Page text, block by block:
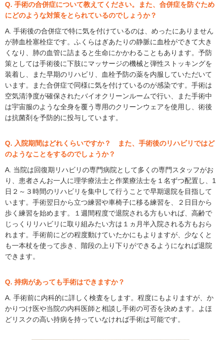
Q. 手術の合併症について教えてください。また、合併症を防ぐため
にどのような対策をとられているのでしょうか？
A. 手術後の合併症で特に気を付けているのは、めったにありません
が肺血栓塞栓症です。ふくらはぎあたりの静脈に血栓ができて大き
くなり、肺の血管に詰まると生命にかかわることもあります。予防
策としては手術後に下肢にマッサージの機械と弾性ストッキングを
装着し、また早期のリハビリ、血栓予防の薬を内服していただいて
います。また合併症で同様に気を付けているのが感染です。手術は
空気清浄度が確保されたバイオクリーンルームで行い、また手術中
は宇宙服のような全身を覆う専用のクリーンウェアを使用し、術後
は抗菌剤を予防的に投与しています。
Q. 入院期間はどれくらいですか？ また、手術後のリハビリではど
のようなことをするのでしょうか？
A. 当院は回復期リハビリの専門病院として多くの専門スタッフがお
り、患者さんお一人に理学療法士と作業療法士を１名ずつ配置し、1
日２～３時間のリハビリを集中して行うことで早期退院を目指して
います。手術翌日から立つ練習や車椅子に移る練習を、２日目から
歩く練習を始めます。１週間程度で退院される方もいれば、高齢で
じっくりリハビリに取り組みたい方は１ヵ月半入院される方もおら
れます。手術前にどの程度動けていたかにもよりますが、少なくと
も一本杖を使って歩き、階段の上り下りができるようになれば退院
できます。
Q. 持病があっても手術はできますか？
A. 手術前に内科的に詳しく検査をします。程度にもよりますが、か
かりつけ医や当院の内科医師と相談し手術の可否を決めます。よほ
どリスクの高い持病を持っていなければ手術は可能です。